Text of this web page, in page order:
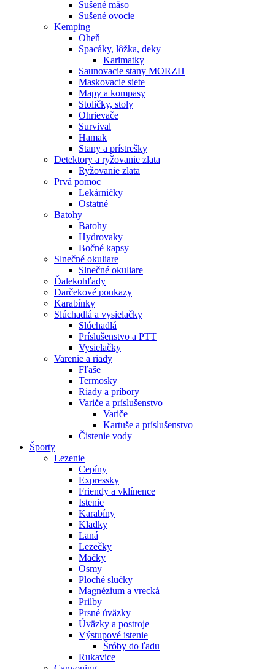
Sušené mäso
Sušené ovocie
Kemping
Oheň
Spacáky, lôžka, deky
Karimatky
Saunovacie stany MORZH
Maskovacie siete
Mapy a kompasy
Stoličky, stoly
Ohrievače
Survival
Hamak
Stany a prístrešky
Detektory a ryžovanie zlata
Ryžovanie zlata
Prvá pomoc
Lekárničky
Ostatné
Batohy
Batohy
Hydrovaky
Bočné kapsy
Slnečné okuliare
Slnečné okuliare
Ďalekohľady
Darčekové poukazy
Karabínky
Slúchadlá a vysielačky
Slúchadlá
Príslušenstvo a PTT
Vysielačky
Varenie a riady
Fľaše
Termosky
Riady a príbory
Variče a príslušenstvo
Variče
Kartuše a príslušenstvo
Čistenie vody
Športy
Lezenie
Cepíny
Expressky
Friendy a vklínence
Istenie
Karabíny
Kladky
Laná
Lezečky
Mačky
Osmy
Ploché slučky
Magnézium a vrecká
Prilby
Prsné úväzky
Úväzky a postroje
Výstupové istenie
Šróby do ľadu
Rukavice